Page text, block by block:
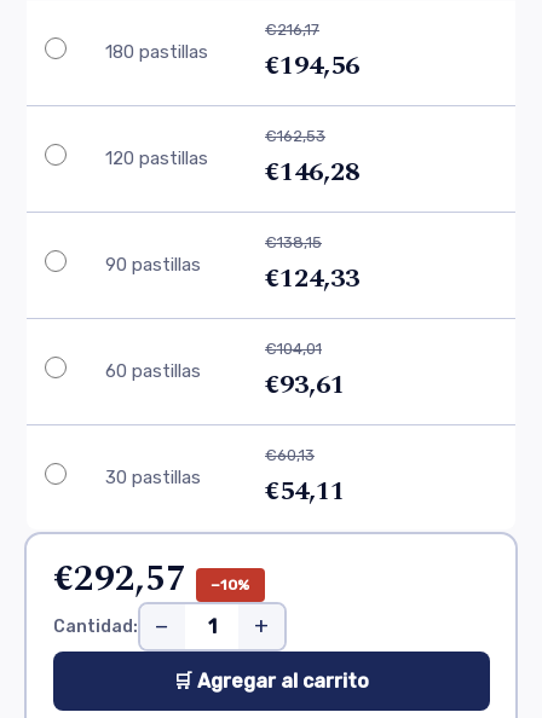
180 pastillas
€216,17
€194,56
120 pastillas
€162,53
€146,28
90 pastillas
€138,15
€124,33
60 pastillas
€104,01
€93,61
30 pastillas
€60,13
€54,11
€292,57 −10%
Cantidad: − +
🛒 Agregar al carrito